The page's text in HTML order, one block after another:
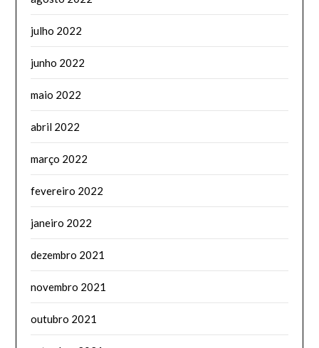
julho 2022
junho 2022
maio 2022
abril 2022
março 2022
fevereiro 2022
janeiro 2022
dezembro 2021
novembro 2021
outubro 2021